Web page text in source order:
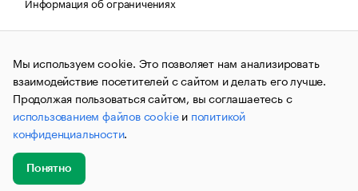
Правовая информация
О соблюдении авторских прав
© АО «РОСБИЗНЕСКОНСАЛТИНГ»,1995–2026.Сообщения
и материалы информационного агентства «РБК»
(зарегистрировано Федеральной службой по надзору в сфере
связи, информационных технологий и массовых
коммуникаций (Роскомнадзор) 09.12.2015 за номером ИА
№ФС77-63848) сопровождаются пометкой «РБК». Отдельные
публикации могут содержать информацию,
не предназначенную для пользователей
до 18 лет.
Мы используем cookie. Это позволяет нам анализировать
взаимодействие посетителей с сайтом и делать его лучше.
Продолжая пользоваться сайтом, вы соглашаетесь с
использованием файлов cookieи политикой
конфиденциальности.
Понятно